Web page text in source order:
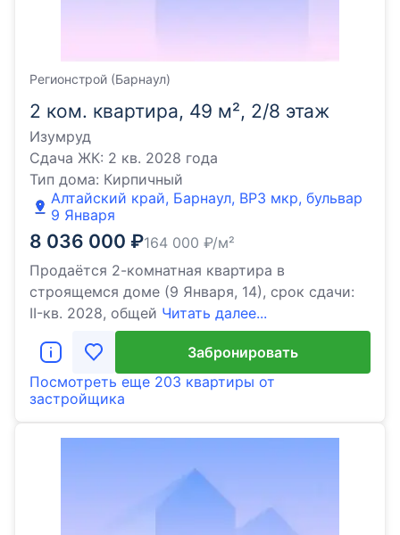
2 ком. квартира, 49 м², 2/8 этаж
Изумруд
Сдача ЖК: 2 кв. 2028 года
Тип дома: Кирпичный
Алтайский край, Барнаул, ВРЗ мкр, бульвар
9 Января
8 036 000 ₽164 000 ₽/м²
Продаётся 2-комнатная квартира в
строящемся доме (9 Января, 14), срок сдачи:
II-кв. 2028, общей Читать далее...
Регионстрой (Барнаул)
Забронировать
Посмотреть еще 203 квартиры от
застройщика